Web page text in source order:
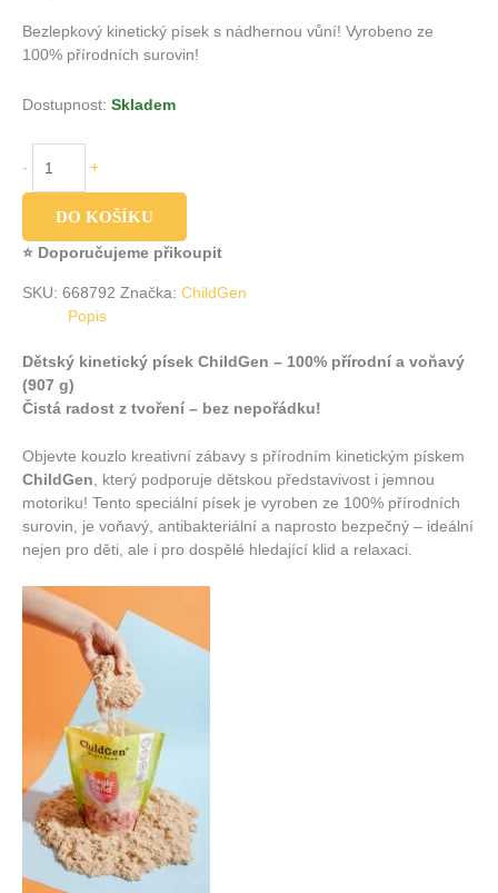
Bezlepkový kinetický písek s nádhernou vůní! Vyrobeno ze
100% přírodních surovin!
Dostupnost: Skladem
- +
DO KOŠÍKU
⭐ Doporučujeme přikoupit
SKU: 668792 Značka: ChildGen
Popis
Dětský kinetický písek ChildGen – 100% přírodní a voňavý
(907 g)
Čistá radost z tvoření – bez nepořádku!
Objevte kouzlo kreativní zábavy s přírodním kinetickým pískem
ChildGen, který podporuje dětskou představivost i jemnou
motoriku! Tento speciální písek je vyroben ze 100% přírodních
surovin, je voňavý, antibakteriální a naprosto bezpečný – ideální
nejen pro děti, ale i pro dospělé hledající klid a relaxaci.